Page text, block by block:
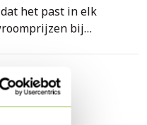
het past in elk
bij